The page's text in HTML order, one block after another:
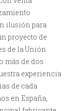
ilusión para
proyecto de
de la Unión
más de dos
experiencia
de cada
en España,